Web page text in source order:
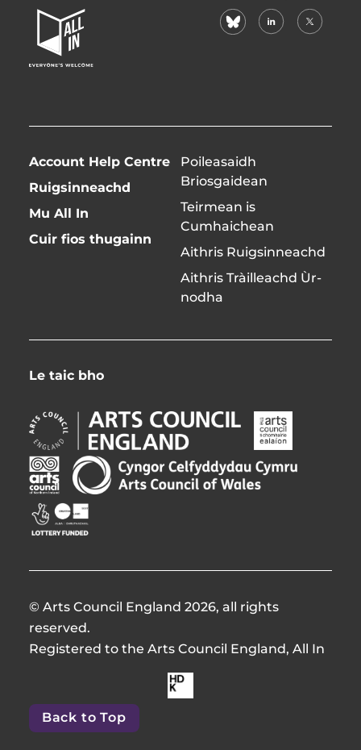
In
Home
Page
blueskylinkedin
X
(formerly
Account Help Centre
Ruigsinneachd
Mu All In
Cuir fios thugainn
Poileasaidh
Briosgaidean
Teirmean is
Cumhaichean
Aithris Ruigsinneachd
Aithris Tràilleachd Ùr-
nodha
Le taic bho
Arts
Council
England
Opens
in
new
window
Arts
Council
Northern
Ireland
Arts
Council
of
Wales
window
Creative
Scotland
Opens
in
Opens
in
© Arts Council England 2026, all rights
reserved.
Registered to the Arts Council England, All In
Made
by
Back to Top